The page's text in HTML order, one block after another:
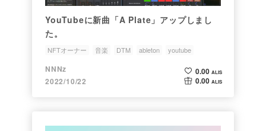
YouTubeに新曲「A Plate」アップしまし
た。
NFTオーナー 音楽 DTM ableton youtube
NNNz
2022/10/22
0.00 ALIS
0.00 ALIS